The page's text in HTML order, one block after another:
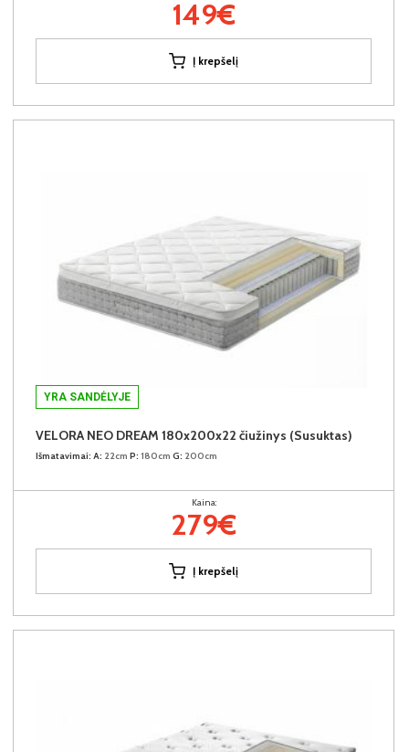
149€
Į krepšelį
YRA SANDĖLYJE
VELORA NEO DREAM 180x200x22 čiužinys (Susuktas)
Išmatavimai: A: 22cm P: 180cm G: 200cm
Kaina:
279€
Į krepšelį